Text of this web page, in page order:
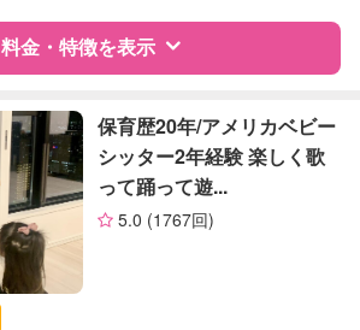
病児、病後児、ともに不可
対応可否は個別に相談
なし
お引き受けしていません
対応不可
料金・特徴を表示
レビュー
企業型割引対象(旧内閣府補助対象)
自治体届出済ベビーシッター
保育士
保育歴20年/アメリカベビー
シッター2年経験 楽しく歌
って踊って遊...
5.0 (1767回)